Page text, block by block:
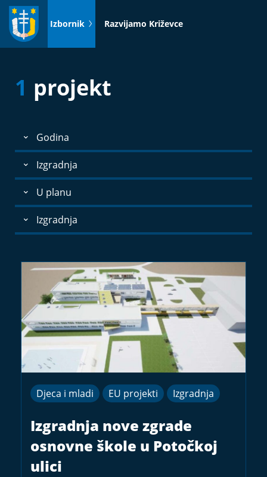
Idi
sadržaj
Izbornik Razvijamo Križevce
1 projekt
Godina
Izgradnja
U planu
Izgradnja
Djeca i mladi EU projekti Izgradnja
Izgradnja nove zgrade
osnovne škole u Potočkoj
ulici